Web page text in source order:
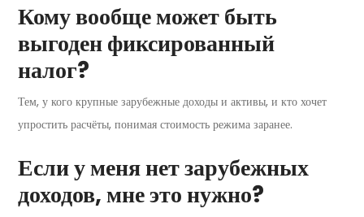
Кому вообще может быть
выгоден фиксированный
налог?
Тем, у кого крупные зарубежные доходы и активы, и кто хочет
упростить расчёты, понимая стоимость режима заранее.
Если у меня нет зарубежных
доходов, мне это нужно?